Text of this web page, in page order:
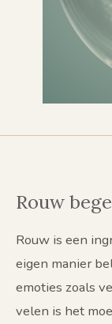
Rouw
Rouw is een
eigen manier
emoties zoals
velen is het